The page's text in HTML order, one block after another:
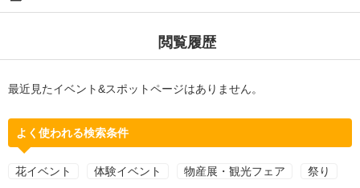
閲覧履歴
最近見たイベント&スポットページはありません。
よく使われる検索条件
花イベント 体験イベント 物産展・観光フェア 祭り